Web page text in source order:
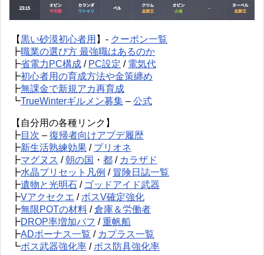
【黒い砂漠初心者用 】- クーポン一覧
┣職業の選び方 最強職はあるのか
┣省電力PC構成 / PC設定 / 電気代
┣初心者用の育成方法や金策纏め
┣無課金で新規アカ再育成
┗TrueWinterギルメン募集 – 公式
【自分用の各種リンク】
┣目次 – 復帰者向けアプデ履歴
┣新生活熟練効果 / プリオネ
┣マグヌス /朝の国 ・ 都 / カラザド
┣水晶プリセット凡例 / 冒険日誌一覧
┣遺物と光明石 / ゴッドアイド武器
┣Vアクセクエ /ボスV確定強化
┣無限POTの材料 /倉庫＆労働者
┣DROP率増加バフ /重帆船
┣ADボーナス一覧 / カプラス一覧
┗ボス武器強化率 /ボス防具強化率